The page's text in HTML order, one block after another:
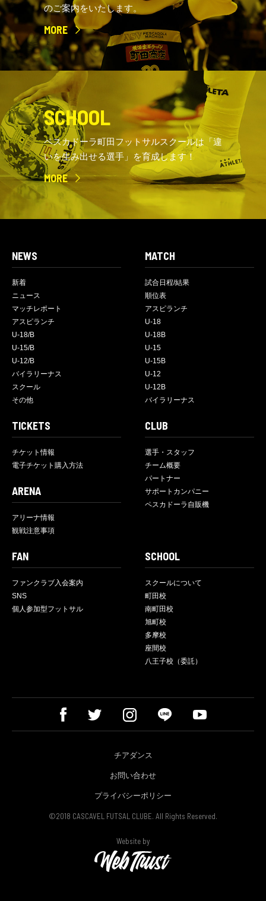
のご案内をいたします。
MORE
SCHOOL
ペスカドーラ町田フットサルスクールは「違
いを生み出せる選手」を育成します！
MORE
NEWS
新着
ニュース
マッチレポート
アスピランチ
U-18/B
U-15/B
U-12/B
バイラリーナス
スクール
その他
MATCH
試合日程/結果
順位表
アスピランチ
U-18
U-18B
U-15
U-15B
U-12
U-12B
バイラリーナス
TICKETS
チケット情報
電子チケット購入方法
ARENA
アリーナ情報
観戦注意事項
CLUB
選手・スタッフ
チーム概要
パートナー
サポートカンパニー
ペスカドーラ自販機
FAN
ファンクラブ入会案内
SNS
個人参加型フットサル
SCHOOL
スクールについて
町田校
南町田校
旭町校
多摩校
座間校
八王子校（委託）
チアダンス
お問い合わせ
プライバシーポリシー
©2018 CASCAVEL FUTSAL CLUBE. All Rights Reserved.
Website by